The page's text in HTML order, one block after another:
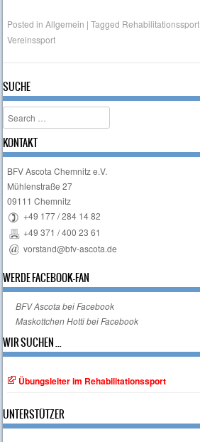
Posted inAllgemein |Tagged Rehabilitationssport
Vereinssport
SUCHE
Search
KONTAKT
BFV Ascota Chemnitz e.V.
Mühlenstraße 27
09111 Chemnitz
+49 177 / 284 14 82
+49 371 / 400 23 61
vorstand@bfv-ascota.de
WERDE FACEBOOK-FAN
BFV Ascota bei Facebook
Maskottchen Hotti bei Facebook
WIR SUCHEN ...
Übungsleiter im Rehabilitationssport
UNTERSTÜTZER